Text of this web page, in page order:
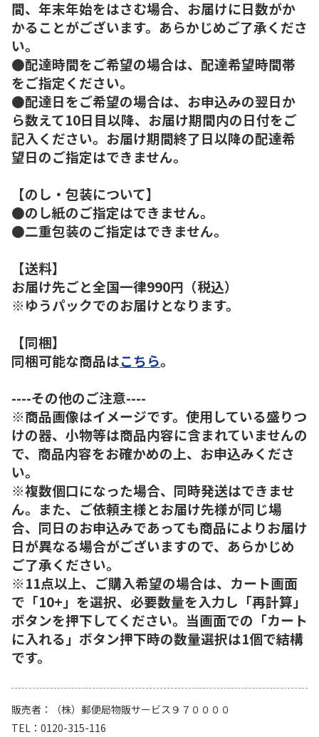
間、年末年始をはさむ場合、お届けに日数がか
かることがございます。あらかじめご了承くださ
い。
●配達時間をご希望の場合は、配達希望時間帯
をご指定ください。
●配達日をご希望の場合は、お申込みの翌日か
ら数えて10日目以降、お届け期間内の日付をご
記入ください。お届け期間終了日以降の配達希
望日のご指定はできません。
【のし・包装について】
●のし紙のご指定はできません。
●二重包装のご指定はできません。
【送料】
お届け先ごと全国一律990円（税込）
※ゆうパックでのお届けとなります。
【同梱】
同梱可能な商品はこちら。
----その他のご注意----
※商品画像はイメージです。使用している盛りつ
けの器、小物等は商品内容に含まれていませんの
で、商品内容をお確かめの上、お申込みくださ
い。
※複数個口になった場合、同時発送はできませ
ん。また、ご依頼主様とお届け先様が同じ場
合、同日のお申込みであっても商品によりお届け
日が異なる場合がございますので、あらかじめ
ご了承ください。
※11点以上、ご購入希望の場合は、カート画面
で「10+」を選択、必要数量を入力し「再計算」
ボタンを押下してください。当画面での「カート
に入れる」ボタン押下時の数量選択は1個で結構
です。
販売者
（株）郵便局物販サービス９７００００
TEL
0120-315-116